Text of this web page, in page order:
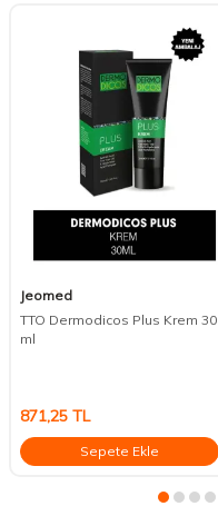
Jeomed
TTO Dermodicos Plus Krem 30
ml
871,25 TL
Sepete Ekle